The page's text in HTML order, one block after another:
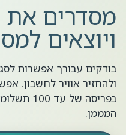
מסדרים את
ויוצאים
בודקים עבורך אפשרות
בפריסה
המממן.